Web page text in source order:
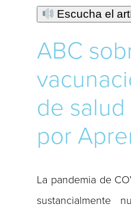
Escucha el
ABC
de
por
La pandemia de
sustancialmente